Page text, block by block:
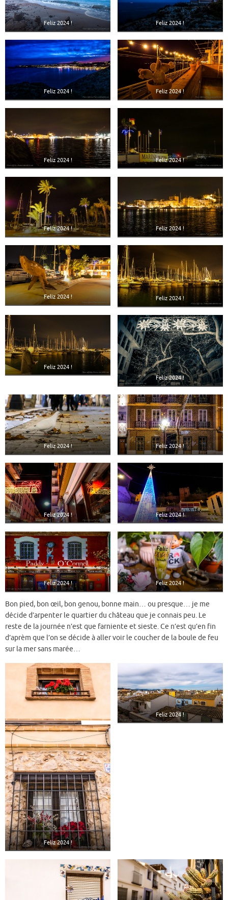
Feliz 2024 ! Feliz 2024 !
Feliz 2024 ! Feliz 2024 !
Feliz 2024 ! Feliz 2024 !
Feliz 2024 ! Feliz 2024 !
Feliz 2024 ! Feliz 2024 !
Feliz 2024 !
Feliz 2024 !
Feliz 2024 ! Feliz 2024 !
Feliz 2024 ! Feliz 2024 !
Feliz 2024 ! Feliz 2024 !
Bon pied, bon œil, bon genou, bonne main… ou presque… je me
décide d’arpenter le quartier du château que je connais peu. Le
reste de la journée n’est que farniente et sieste. Ce n’est qu’en fin
d’aprèm que l’on se décide à aller voir le coucher de la boule de feu
sur la mer sans marée…
Feliz 2024 !
Feliz 2024 !